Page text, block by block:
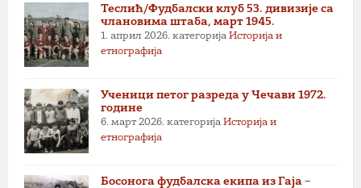
Теслић/Фудбалски клуб 53. дивизије са
члановима штаба, март 1945.
1. април 2026. категорија Историја и
етнографија
Ученици петог разреда у Чечави 1972.
године
6. март 2026. категорија Историја и
етнографија
Босонога фудбалска екипа из Гаја –